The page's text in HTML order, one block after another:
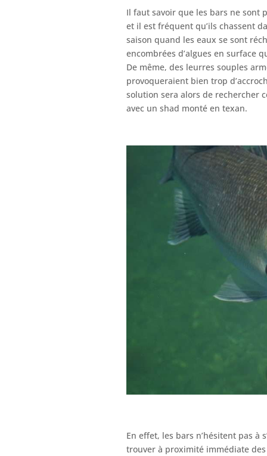
Il faut savoir que les bars ne sont
et il est fréquent qu’ils chassent
saison quand les eaux se sont
encombrées d’algues en surface
De même, des leurres souples
provoqueraient bien trop
solution sera alors de rechercher
avec un shad monté en texan.
En effet, les bars n’hésitent pas à
trouver à proximité immédiate